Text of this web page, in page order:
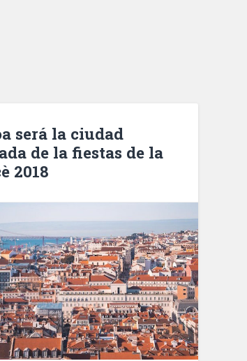
será la ciudad
de la fiestas de la
2018